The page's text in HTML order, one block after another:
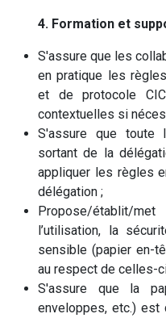
4. Formation et
S'assure que les
en pratique les
et de protocole
contextuelles si
S'assure que toute
sortant de la
appliquer les règles
délégation ;
Propose/établit/
l’utilisation, la
sensible (papier en-
au respect de celles-
S'assure que la
enveloppes, etc.) est